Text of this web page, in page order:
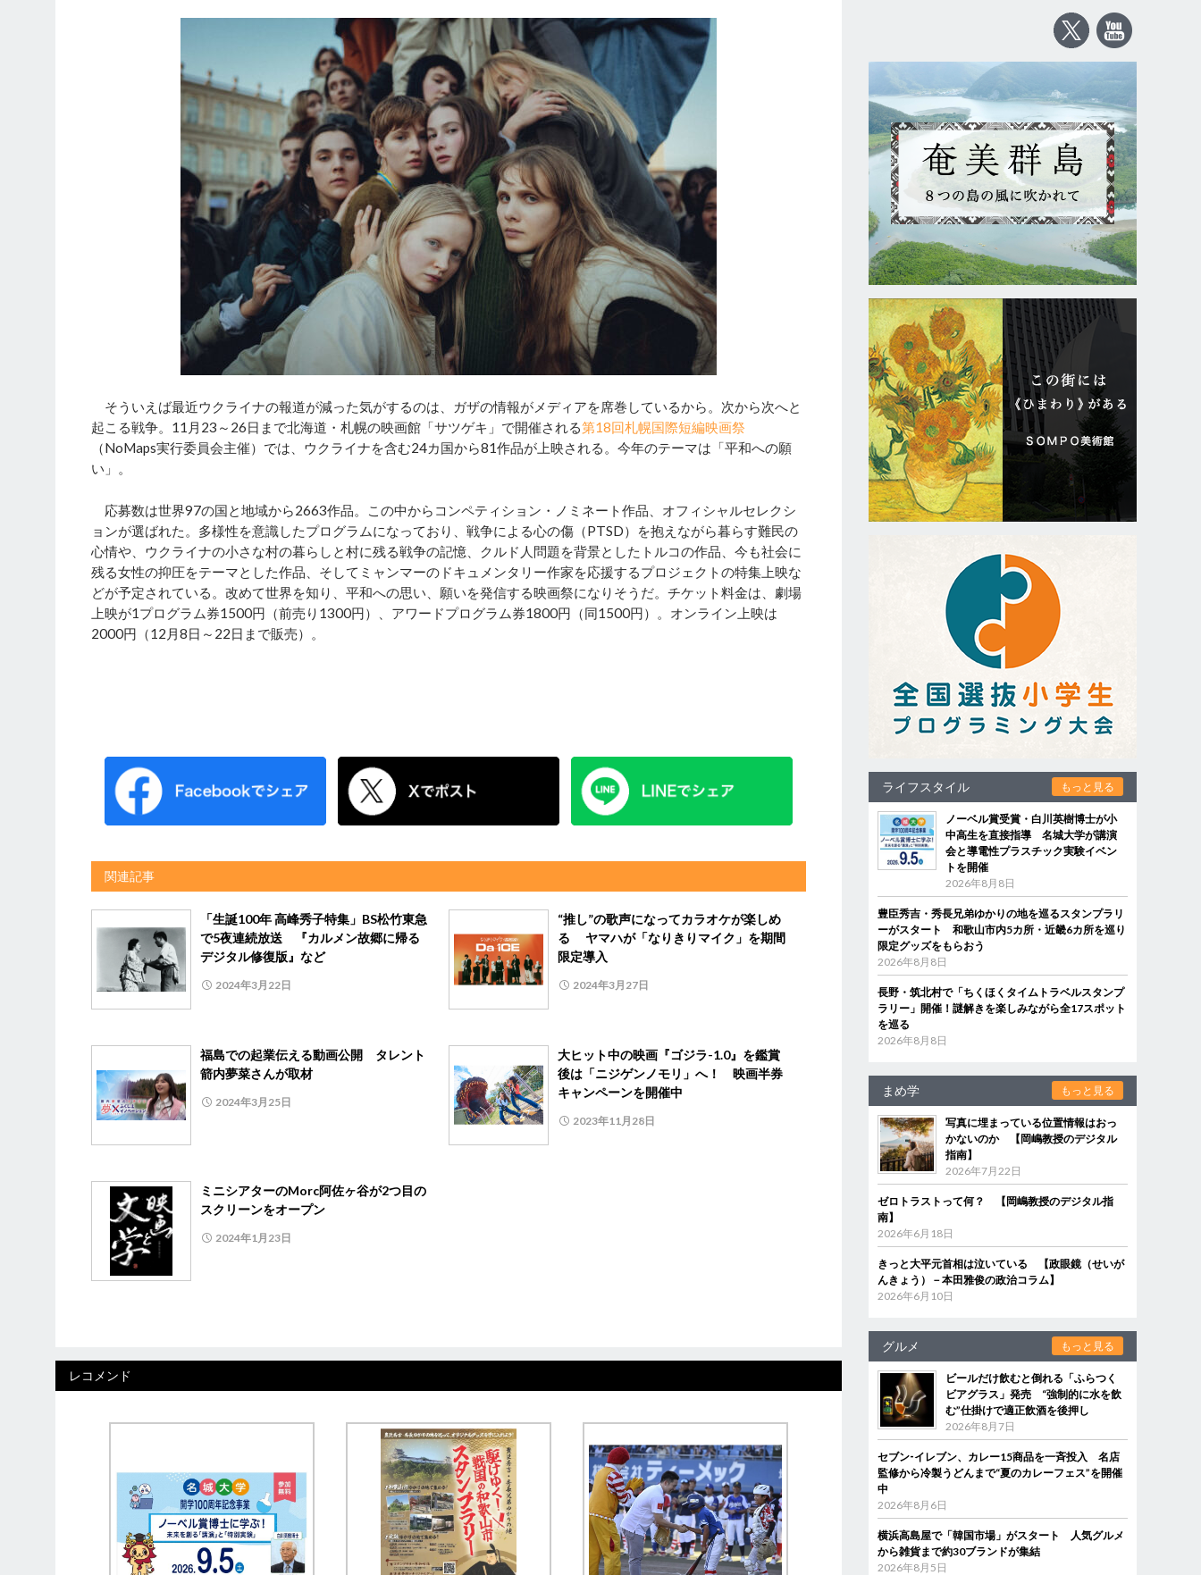
そういえば最近ウクライナの報道が減った気がするのは、ガザの情報がメディアを席巻しているから。次から次へと
起こる戦争。11月23～26日まで北海道・札幌の映画館「サツゲキ」で開催される第18回札幌国際短編映画祭
（NoMaps実行委員会主催）では、ウクライナを含む24カ国から81作品が上映される。今年のテーマは「平和への願
い」。
応募数は世界97の国と地域から2663作品。この中からコンペティション・ノミネート作品、オフィシャルセレクシ
ョンが選ばれた。多様性を意識したプログラムになっており、戦争による心の傷（PTSD）を抱えながら暮らす難民の
心情や、ウクライナの小さな村の暮らしと村に残る戦争の記憶、クルド人問題を背景としたトルコの作品、今も社会に
残る女性の抑圧をテーマとした作品、そしてミャンマーのドキュメンタリー作家を応援するプロジェクトの特集上映な
どが予定されている。改めて世界を知り、平和への思い、願いを発信する映画祭になりそうだ。チケット料金は、劇場
上映が1プログラム券1500円（前売り1300円）、アワードプログラム券1800円（同1500円）。オンライン上映は
2000円（12月8日～22日まで販売）。
関連記事
「生誕100年 高峰秀子特集」BS松竹東急
で5夜連続放送 『カルメン故郷に帰る
デジタル修復版』など
2024年3月22日
“推し”の歌声になってカラオケが楽しめ
る ヤマハが「なりきりマイク」を期間
限定導入
2024年3月27日
福島での起業伝える動画公開 タレント
箭内夢菜さんが取材
2024年3月25日
大ヒット中の映画『ゴジラ-1.0』を鑑賞
後は「ニジゲンノモリ」へ！ 映画半券
キャンペーンを開催中
2023年11月28日
ミニシアターのMorc阿佐ヶ谷が2つ目の
スクリーンをオープン
2024年1月23日
レコメンド
ライフスタイル もっと見る
ノーベル賞受賞・白川英樹博士が小
中高生を直接指導 名城大学が講演
会と導電性プラスチック実験イベン
トを開催
2026年8月8日
豊臣秀吉・秀長兄弟ゆかりの地を巡るスタンプラリ
ーがスタート 和歌山市内5カ所・近畿6カ所を巡り
限定グッズをもらおう
2026年8月8日
長野・筑北村で「ちくほくタイムトラベルスタンプ
ラリー」開催！謎解きを楽しみながら全17スポット
を巡る
2026年8月8日
まめ学 もっと見る
写真に埋まっている位置情報はおっ
かないのか 【岡嶋教授のデジタル
指南】
2026年7月22日
ゼロトラストって何？ 【岡嶋教授のデジタル指
南】
2026年6月18日
きっと大平元首相は泣いている 【政眼鏡（せいが
んきょう）－本田雅俊の政治コラム】
2026年6月10日
グルメ もっと見る
ビールだけ飲むと倒れる「ふらつく
ビアグラス」発売 “強制的に水を飲
む”仕掛けで適正飲酒を後押し
2026年8月7日
セブン‐イレブン、カレー15商品を一斉投入 名店
監修から冷製うどんまで“夏のカレーフェス”を開催
中
2026年8月6日
横浜高島屋で「韓国市場」がスタート 人気グルメ
から雑貨まで約30ブランドが集結
2026年8月5日